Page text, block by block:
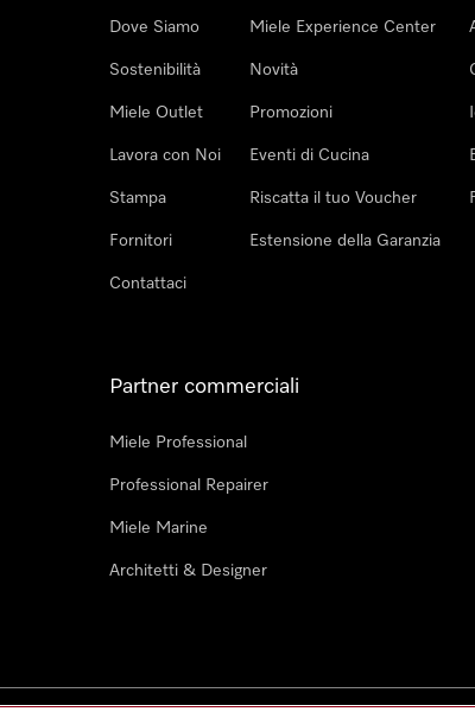
Dove Siamo
Sostenibilità
Miele Outlet
Lavora con Noi
Stampa
Fornitori
Contattaci
Miele Experience Center
Novità
Promozioni
Eventi di Cucina
Riscatta il tuo Voucher
Estensione della Garanzia
Partner commerciali
Miele Professional
Professional Repairer
Miele Marine
Architetti & Designer